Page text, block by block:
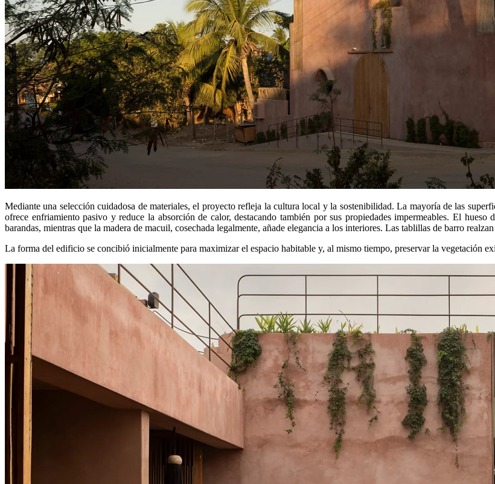
Mediante una selección cuidadosa de materiales, el proyecto refleja la cultura local y la sostenibilidad. La mayoría de las
ofrece enfriamiento pasivo y reduce la absorción de calor, destacando también por sus propiedades impermeables. El
barandas, mientras que la madera de macuil, cosechada legalmente, añade elegancia a los interiores. Las tablillas de barro
La forma del edificio se concibió inicialmente para maximizar el espacio habitable y, al mismo tiempo, preservar la vegetación